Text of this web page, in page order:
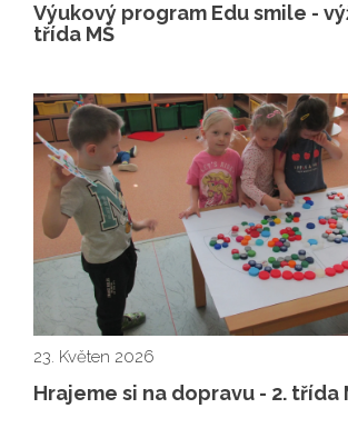
Výukový program Edu smile -
třída MŠ
23. Květen 2026
Hrajeme si na dopravu - 2. třída